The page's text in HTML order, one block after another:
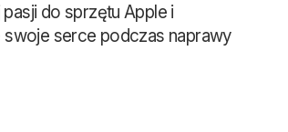
do sprzętu Apple i
swoje serce podczas naprawy